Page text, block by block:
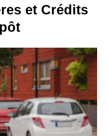
et Crédits